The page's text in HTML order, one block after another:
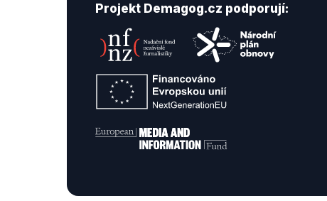
Projekt Demagog.cz podporují: